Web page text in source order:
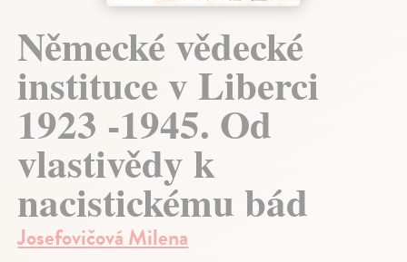
Německé vědecké
instituce v Liberci
1923 -1945. Od
vlastivědy k
nacistickému bád
Josefovičová Milena